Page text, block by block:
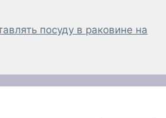
посуду в раковине на